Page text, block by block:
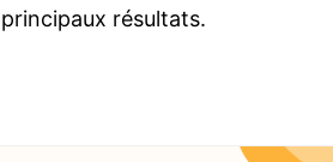
résultats.